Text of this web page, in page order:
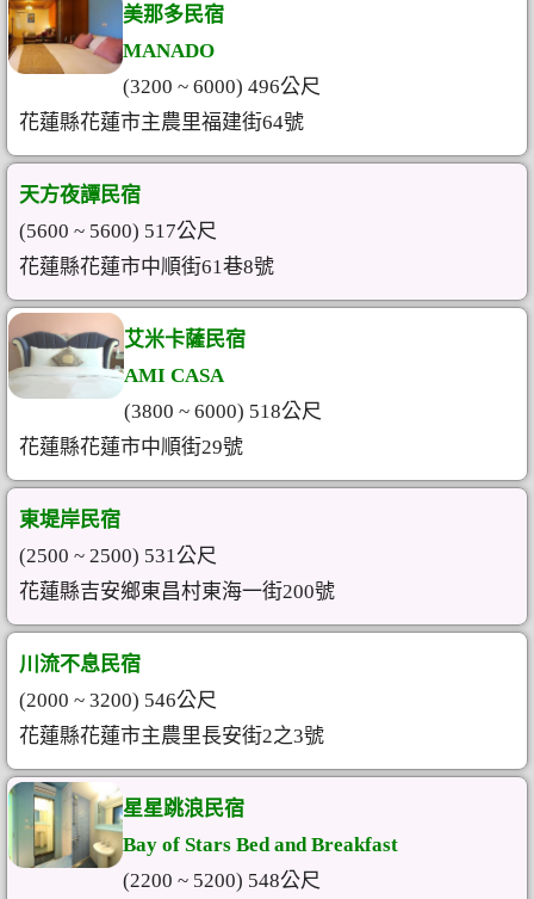
美那多民宿
MANADO
(3200 ~ 6000) 496公尺
花蓮縣花蓮市主農里福建街64號
天方夜譚民宿
(5600 ~ 5600) 517公尺
花蓮縣花蓮市中順街61巷8號
艾米卡薩民宿
AMI CASA
(3800 ~ 6000) 518公尺
花蓮縣花蓮市中順街29號
東堤岸民宿
(2500 ~ 2500) 531公尺
花蓮縣吉安鄉東昌村東海一街200號
川流不息民宿
(2000 ~ 3200) 546公尺
花蓮縣花蓮市主農里長安街2之3號
星星跳浪民宿
Bay of Stars Bed and Breakfast
(2200 ~ 5200) 548公尺